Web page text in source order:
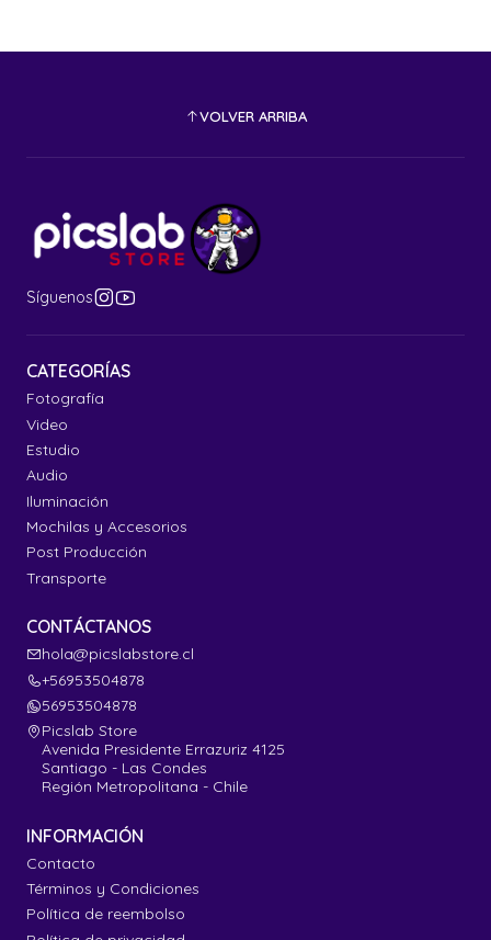
VOLVER ARRIBA
Síguenos
CATEGORÍAS
Fotografía
Video
Estudio
Audio
Iluminación
Mochilas y Accesorios
Post Producción
Transporte
CONTÁCTANOS
hola@picslabstore.cl
+56953504878
56953504878
Picslab Store
Avenida Presidente Errazuriz 4125
Santiago - Las Condes
Región Metropolitana - Chile
INFORMACIÓN
Contacto
Términos y Condiciones
Política de reembolso